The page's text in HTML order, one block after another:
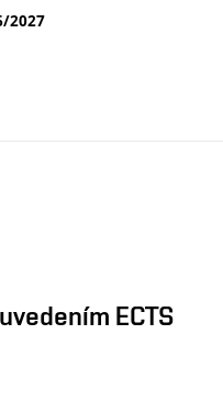
2027
ECTS